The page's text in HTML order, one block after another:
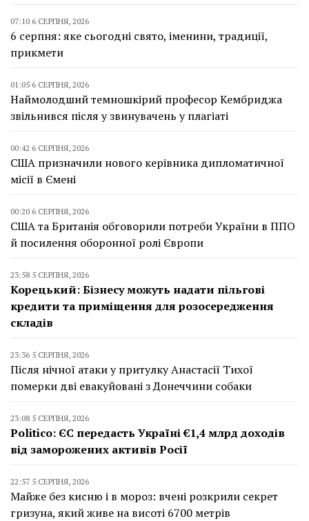
07:10 6 СЕРПНЯ, 2026
6 серпня: яке сьогодні свято, іменини, традиції,
прикмети
01:05 6 СЕРПНЯ, 2026
Наймолодший темношкірий професор Кембриджа
звільнився після у звинувачень у плагіаті
00:42 6 СЕРПНЯ, 2026
США призначили нового керівника дипломатичної
місії в Ємені
00:20 6 СЕРПНЯ, 2026
США та Британія обговорили потреби України в ППО
й посилення оборонної ролі Європи
23:58 5 СЕРПНЯ, 2026
Корецький: Бізнесу можуть надати пільгові
кредити та приміщення для розосередження
складів
23:36 5 СЕРПНЯ, 2026
Після нічної атаки у притулку Анастасії Тихої
померки дві евакуйовані з Донеччини собаки
23:08 5 СЕРПНЯ, 2026
Politico: ЄС передасть Україні €1,4 млрд доходів
від заморожених активів Росії
22:57 5 СЕРПНЯ, 2026
Майже без кисню і в мороз: вчені розкрили секрет
гризуна, який живе на висоті 6700 метрів